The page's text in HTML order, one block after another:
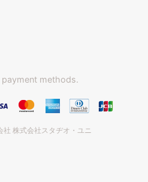
methods.
株式会社スタヂオ・ユニ